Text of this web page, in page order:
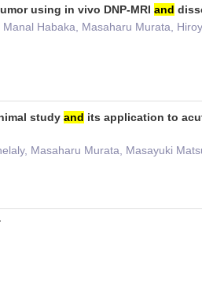
using in vivo DNP-MRI and
Habaka, Masaharu Murata,
study and its application to
Masaharu Murata, Masayuki